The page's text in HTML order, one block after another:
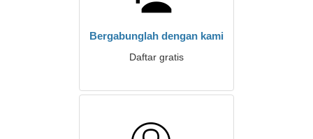
Bergabunglah dengan kami
Daftar gratis